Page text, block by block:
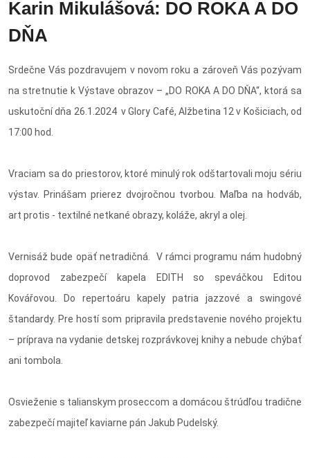
Karin Mikulášová: DO ROKA A DO
DŇA
Srdečne Vás pozdravujem v novom roku a zároveň Vás pozývam
na stretnutie k Výstave obrazov – „DO ROKA A DO DŇA“, ktorá sa
uskutoční dňa 26.1.2024 v Glory Café, Alžbetina 12 v Košiciach, od
17:00 hod.
Vraciam sa do priestorov, ktoré minulý rok odštartovali moju sériu
výstav. Prinášam prierez dvojročnou tvorbou. Maľba na hodváb,
art protis - textilné netkané obrazy, koláže, akryl a olej.
Vernisáž bude opäť netradičná. V rámci programu nám hudobný
doprovod zabezpečí kapela EDITH so speváčkou Editou
Kovářovou. Do repertoáru kapely patria jazzové a swingové
štandardy. Pre hostí som pripravila predstavenie nového projektu
– príprava na vydanie detskej rozprávkovej knihy a nebude chýbať
ani tombola.
Osvieženie s talianskym proseccom a domácou štrúdľou tradične
zabezpečí majiteľ kaviarne pán Jakub Pudelský.